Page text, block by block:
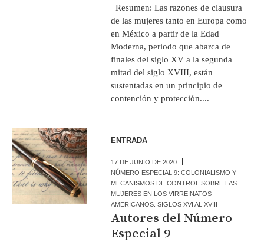
Resumen: Las razones de clausura
de las mujeres tanto en Europa como
en México a partir de la Edad
Moderna, periodo que abarca de
finales del siglo XV a la segunda
mitad del siglo XVIII, están
sustentadas en un principio de
contención y protección....
ENTRADA
17 DE JUNIO DE 2020
NÚMERO ESPECIAL 9: COLONIALISMO Y
MECANISMOS DE CONTROL SOBRE LAS
MUJERES EN LOS VIRREINATOS
AMERICANOS. SIGLOS XVI AL XVIII
Autores del Número
Especial 9